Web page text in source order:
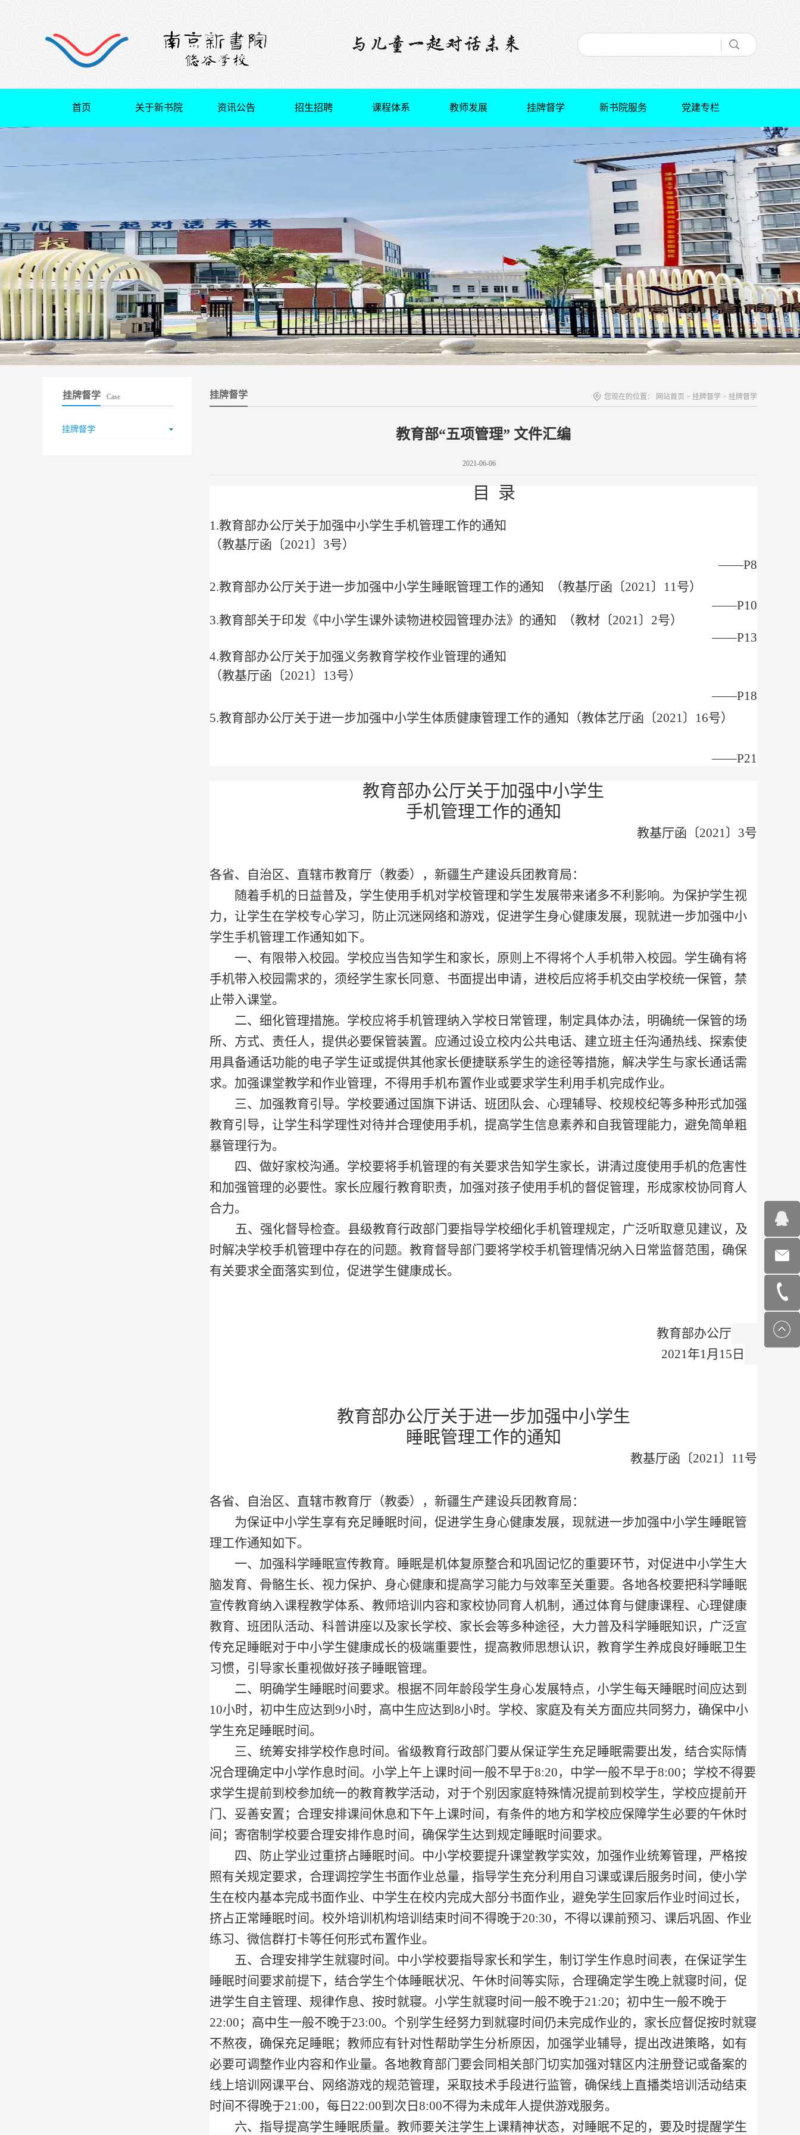
首页 关于新书院 资讯公告 招生招聘 课程体系 教师发展 挂牌督学 新书院服务 党建专栏
挂牌督学 Case
挂牌督学
挂牌督学 您现在的位置： 网站首页 > 挂牌督学 > 挂牌督学
教育部“五项管理” 文件汇编
2021-06-06
目 录
1.教育部办公厅关于加强中小学生手机管理工作的通知
（教基厅函〔2021〕3号）
——P8
2.教育部办公厅关于进一步加强中小学生睡眠管理工作的通知 （教基厅函〔2021〕11号）
——P10
3.教育部关于印发《中小学生课外读物进校园管理办法》的通知 （教材〔2021〕2号）
——P13
4.教育部办公厅关于加强义务教育学校作业管理的通知
（教基厅函〔2021〕13号）
——P18
5.教育部办公厅关于进一步加强中小学生体质健康管理工作的通知（教体艺厅函〔2021〕16号）
——P21
教育部办公厅关于加强中小学生
手机管理工作的通知
教基厅函〔2021〕3号
各省、自治区、直辖市教育厅（教委），新疆生产建设兵团教育局：
随着手机的日益普及，学生使用手机对学校管理和学生发展带来诸多不利影响。为保护学生视
力，让学生在学校专心学习，防止沉迷网络和游戏，促进学生身心健康发展，现就进一步加强中小
学生手机管理工作通知如下。
一、有限带入校园。 学校应当告知学生和家长，原则上不得将个人手机带入校园。学生确有将
手机带入校园需求的，须经学生家长同意、书面提出申请，进校后应将手机交由学校统一保管，禁
止带入课堂。
二、细化管理措施。 学校应将手机管理纳入学校日常管理，制定具体办法，明确统一保管的场
所、方式、责任人，提供必要保管装置。应通过设立校内公共电话、建立班主任沟通热线、探索使
用具备通话功能的电子学生证或提供其他家长便捷联系学生的途径等措施，解决学生与家长通话需
求。加强课堂教学和作业管理，不得用手机布置作业或要求学生利用手机完成作业。
三、加强教育引导。 学校要通过国旗下讲话、班团队会、心理辅导、校规校纪等多种形式加强
教育引导，让学生科学理性对待并合理使用手机，提高学生信息素养和自我管理能力，避免简单粗
暴管理行为。
四、做好家校沟通。 学校要将手机管理的有关要求告知学生家长，讲清过度使用手机的危害性
和加强管理的必要性。家长应履行教育职责，加强对孩子使用手机的督促管理，形成家校协同育人
合力。
五、强化督导检查。 县级教育行政部门要指导学校细化手机管理规定，广泛听取意见建议，及
时解决学校手机管理中存在的问题。教育督导部门要将学校手机管理情况纳入日常监督范围，确保
有关要求全面落实到位，促进学生健康成长。
教育部办公厅
2021年1月15日
教育部办公厅关于进一步加强中小学生
睡眠管理工作的通知
教基厅函〔2021〕 11号
各省、自治区、直辖市教育厅（教委），新疆生产建设兵团教育局：
为保证中小学生享有充足睡眠时间，促进学生身心健康发展，现就进一步加强中小学生睡眠管
理工作通知如下。
一、加强科学睡眠宣传教育。
睡眠是机体复原整合和巩固记忆的重要环节，对促进中小学生大
脑发育、骨骼生长、视力保护、身心健康和提高学习能力与效率至关重要。各地各校要把科学睡眠
宣传教育纳入课程教学体系、教师培训内容和家校协同育人机制，通过体育与健康课程、心理健康
教育、班团队活动、科普讲座以及家长学校、家长会等多种途径，大力普及科学睡眠知识，广泛宣
传充足睡眠对于中小学生健康成长的极端重要性，提高教师思想认识，教育学生养成良好睡眠卫生
习惯，引导家长重视做好孩子睡眠管理。
二、明确学生睡眠时间要求。 根据不同年龄段学生身心发展特点，小学生每天睡眠时间应达到
10小时，初中生应达到 9小时，高中生应达到 8小时。学校、家庭及有关方面应共同努力，确保中小
学生充足睡眠时间。
三、统筹安排学校作息时间。 省级教育行政部门要从保证学生充足睡眠需要出发，结合实际情
况合理确定中小学作息时间。小学上午上课时间一般不早于8:20，中学一般不早于8:00；学校不得要
求学生提前到校参加统一的教育教学活动，对于个别因家庭特殊情况提前到校学生，学校应提前开
门、妥善安置；合理安排课间休息和下午上课时间，有条件的地方和学校应保障学生必要的午休时
间；寄宿制学校要合理安排作息时间，确保学生达到规定睡眠时间要求。
四、防止学业过重挤占睡眠时间。 中小学校要提升课堂教学实效，加强作业统筹管理，严格按
照有关规定要求，合理调控学生书面作业总量，指导学生充分利用自习课或课后服务时间，使小学
生在校内基本完成书面作业、中学生在校内完成大部分书面作业，避免学生回家后作业时间过长，
挤占正常睡眠时间。校外培训机构培训结束时间不得晚于20:30，不得以课前预习、课后巩固、作业
练习、微信群打卡等任何形式布置作业。
五、合理安排学生就寝时间。 中小学校要指导家长和学生，制订学生作息时间表，在保证学生
睡眠时间要求前提下，结合学生个体睡眠状况、午休时间等实际，合理确定学生晚上就寝时间，促
进学生自主管理、规律作息、按时就寝。小学生就寝时间一般不晚于21:20；初中生一般不晚于
22:00；高中生一般不晚于23:00。个别学生经努力到就寝时间仍未完成作业的，家长应督促按时就寝
不熬夜，确保充足睡眠；教师应有针对性帮助学生分析原因，加强学业辅导，提出改进策略，如有
必要可调整作业内容和作业量。各地教育部门要会同相关部门切实加强对辖区内注册登记或备案的
线上培训网课平台、网络游戏的规范管理，采取技术手段进行监管，确保线上直播类培训活动结束
时间不得晚于21:00，每日 22:00到次日 8:00不得为未成年人提供游戏服务。
六、指导提高学生睡眠质量。 教师要关注学生上课精神状态，对睡眠不足的，要及时提醒学生